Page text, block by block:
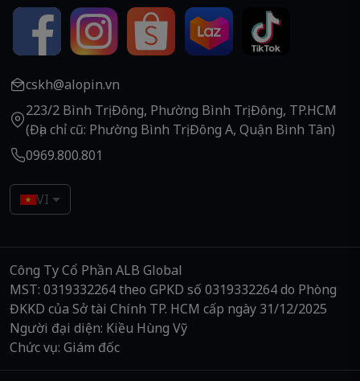
cskh@alopin.vn
223/2 Bình Trị Đông, Phường Bình Trị Đông, TP.HCM
(Địa chỉ cũ: Phường Bình Trị Đông A, Quận Bình Tân)
0969.800.801
VI
Công Ty Cổ Phần ALB Global
MST: 0319332264 theo GPKD số 0319332264 do Phòng
ĐKKD của Sở tài Chính TP. HCM cấp ngày 31/12/2025
Người đại diện: Kiều Hùng Vỹ
Chức vụ: Giám đốc